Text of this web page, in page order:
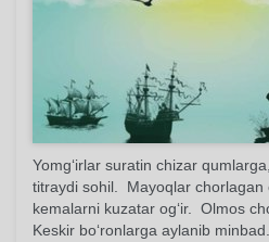
Yomg‘irlar suratin chizar
titraydi sohil. Mayoqlar
kemalarni kuzatar og‘ir. Olmos
Keskir bo‘ronlarga aylanib